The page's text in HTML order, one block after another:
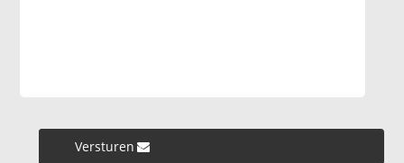
Versturen »